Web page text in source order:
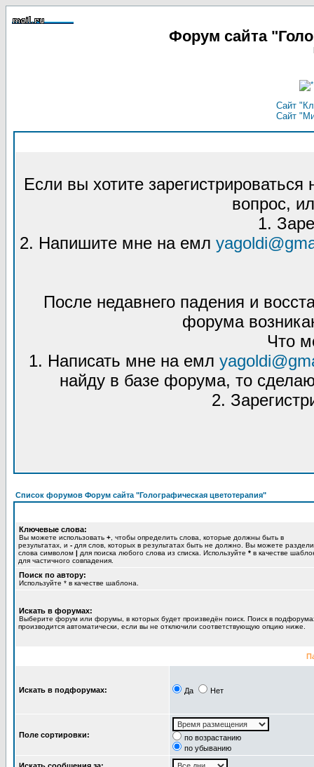
Форум сайта
Сайт
Сайт
Если вы хотите
вопрос,
1.
2. Напишите мне на емл
После недавнего падения и
форума
Что
1. Написать мне на емл
найду в базе форума, то
2.
Список форумов Форум сайта "Голографическая цветотерапия"
Ключевые слова:
Вы можете использовать + , чтобы определить слова, которые должны быть в
результатах, и - для слов, которых в результатах быть не должно. Вы можете
слова символом | для поиска любого слова из списка. Используйте * в качестве
для частичного совпадения.
Поиск по автору:
Используйте * в качестве шаблона.
Искать в форумах:
Выберите форум или форумы, в которых будет произведён поиск. Поиск в
производится автоматически, если вы не отключили соответствующую опцию ниже.
Искать в подфорумах: Да Нет
Поле сортировки:
по возрастанию
по убыванию